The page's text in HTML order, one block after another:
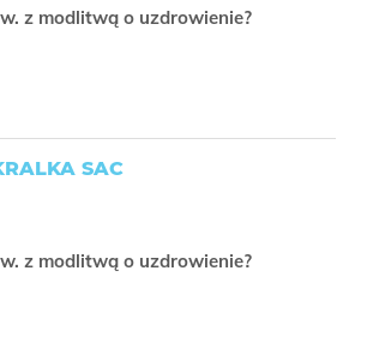
z modlitwą o uzdrowienie?
SAC
z modlitwą o uzdrowienie?